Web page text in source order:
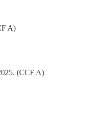
A)
(CCF A)